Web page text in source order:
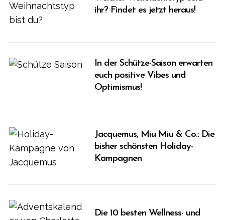
ihr? Findet es jetzt heraus!
In der Schütze-Saison erwarten
euch positive Vibes und
Optimismus!
Jacquemus, Miu Miu & Co.: Die
bisher schönsten Holiday-
Kampagnen
Die 10 besten Wellness- und